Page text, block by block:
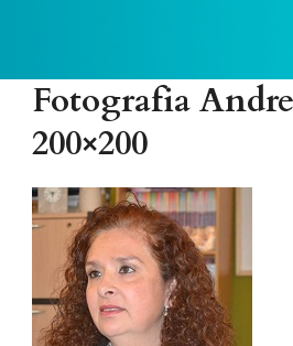
Fotografia
200×200